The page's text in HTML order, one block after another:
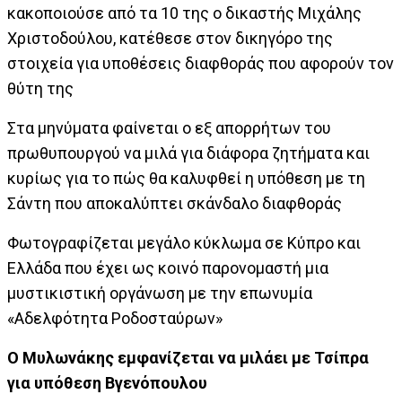
κακοποιούσε από τα 10 της ο δικαστής Μιχάλης
Χριστοδούλου, κατέθεσε στον δικηγόρο της
στοιχεία για υποθέσεις διαφθοράς που αφορούν τον
θύτη της
Στα μηνύματα φαίνεται ο εξ απορρήτων του
πρωθυπουργού να μιλά για διάφορα ζητήματα και
κυρίως για το πώς θα καλυφθεί η υπόθεση με τη
Σάντη που αποκαλύπτει σκάνδαλο διαφθοράς
Φωτογραφίζεται μεγάλο κύκλωμα σε Κύπρο και
Ελλάδα που έχει ως κοινό παρονομαστή μια
μυστικιστική οργάνωση με την επωνυμία
«Αδελφότητα Ροδοσταύρων»
Ο Μυλωνάκης εμφανίζεται να μιλάει με Τσίπρα
για υπόθεση Βγενόπουλου